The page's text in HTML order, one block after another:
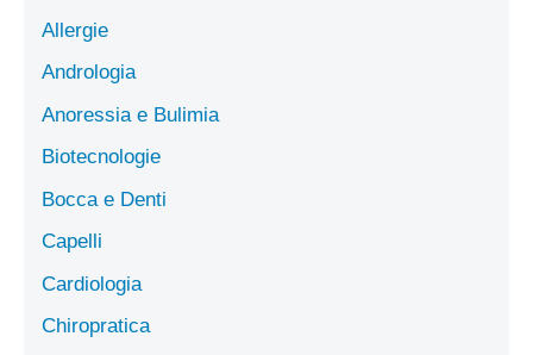
Allergie
Andrologia
Anoressia e Bulimia
Biotecnologie
Bocca e Denti
Capelli
Cardiologia
Chiropratica